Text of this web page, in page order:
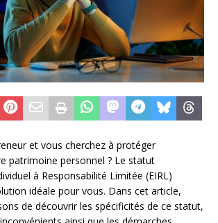
et vous cherchez à protéger
patrimoine personnel ? Le statut
à Responsabilité Limitée (EIRL)
idéale pour vous. Dans cet article,
de découvrir les spécificités de ce statut,